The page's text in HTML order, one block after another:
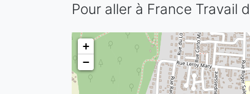
Pour aller à France Travail
+
−